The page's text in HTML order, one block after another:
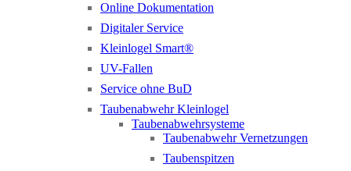
Online Dokumentation
Digitaler Service
Kleinlogel Smart®
UV-Fallen
Service ohne BuD
Taubenabwehr Kleinlogel
Taubenabwehrsysteme
Taubenabwehr Vernetzungen
Taubenspitzen